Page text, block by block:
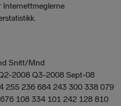
Internettmeglerne
Snitt/Mnd
2008 Q3-2008 Sept-08
255 236 684 243 300 338 079
108 334 101 242 128 810